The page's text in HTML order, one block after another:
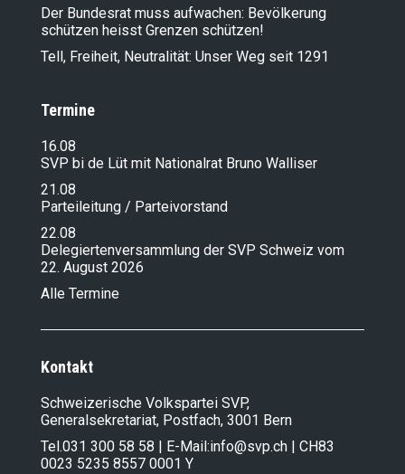
Der Bundesrat muss aufwachen: Bevölkerung
schützen heisst Grenzen schützen!
Tell, Freiheit, Neutralität: Unser Weg seit 1291
Termine
16.08
SVP bi de Lüt mit Nationalrat Bruno Walliser
21.08
Parteileitung / Parteivorstand
22.08
Delegiertenversammlung der SVP Schweiz vom
22. August 2026
Alle Termine
Kontakt
Schweizerische Volkspartei SVP,
Generalsekretariat, Postfach, 3001 Bern
Tel.031 300 58 58 | E-Mail:info@svp.ch | CH83
0023 5235 8557 0001 Y